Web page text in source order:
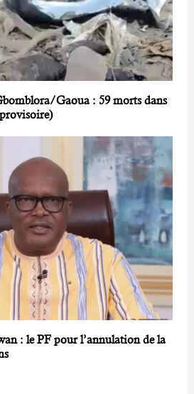
Gaoua : 59 morts dans
: le PF pour l’annulation de la